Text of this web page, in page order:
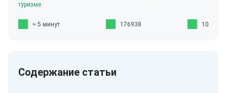
туризме
≈ 5 минут 176938 10